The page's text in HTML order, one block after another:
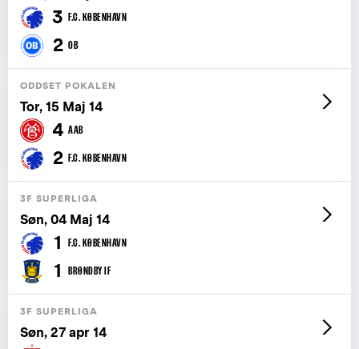
3 F.C. KØBENHAVN
2 OB
ODDSET POKALEN
Tor, 15 Maj 14
4 AAB
2 F.C. KØBENHAVN
3F SUPERLIGA
Søn, 04 Maj 14
1 F.C. KØBENHAVN
1 BRØNDBY IF
3F SUPERLIGA
Søn, 27 apr 14